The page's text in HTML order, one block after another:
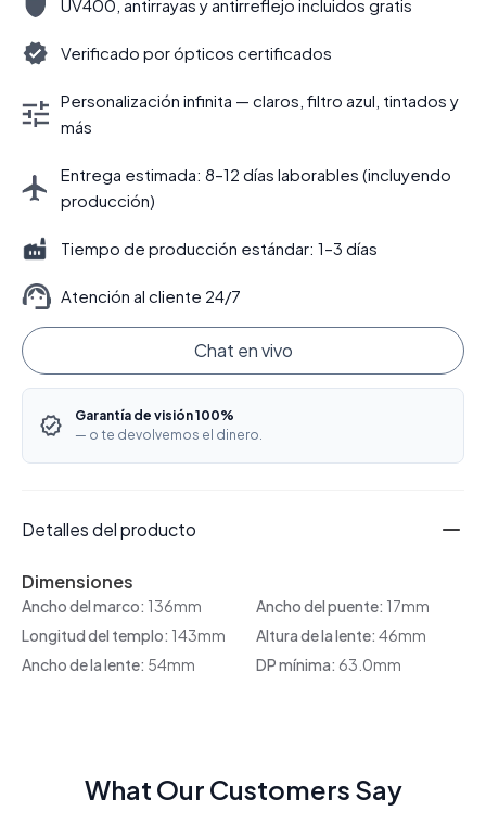
UV400, antirrayas y antirreflejo incluidos gratis
Verificado por ópticos certificados
Personalización infinita — claros, filtro azul, tintados y
más
Entrega estimada: 8–12 días laborables (incluyendo
producción)
Tiempo de producción estándar: 1–3 días
Atención al cliente 24/7
Chat en vivo
Garantía de visión 100%
— o te devolvemos el dinero.
Detalles del producto
Dimensiones
Ancho del marco: 136mm Ancho del puente: 17mm
Longitud del templo: 143mm Altura de la lente: 46mm
Ancho de la lente: 54mm DP mínima: 63.0mm
What Our Customers Say